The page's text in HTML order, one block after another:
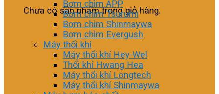
Chưa có sản phẩm trong giỏ hàng.
Bơm chìm APP
Bơm chìm Tsurumi
Bơm chìm Shinmaywa
Bơm chìm Evergush
Máy thổi khí
Máy thổi khí Hey-Wel
Thổi khí Hwang Hea
Máy thổi khí Longtech
Máy thổi khí Shinmaywa